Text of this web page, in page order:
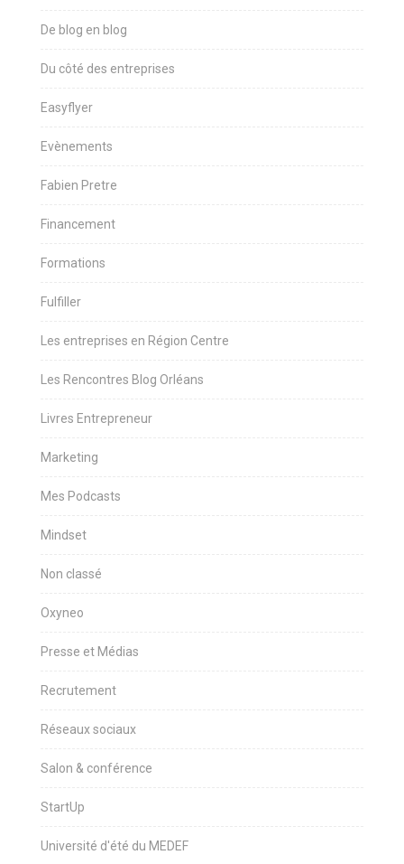
De blog en blog
Du côté des entreprises
Easyflyer
Evènements
Fabien Pretre
Financement
Formations
Fulfiller
Les entreprises en Région Centre
Les Rencontres Blog Orléans
Livres Entrepreneur
Marketing
Mes Podcasts
Mindset
Non classé
Oxyneo
Presse et Médias
Recrutement
Réseaux sociaux
Salon & conférence
StartUp
Université d'été du MEDEF